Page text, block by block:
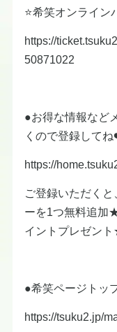
⭐️希笑オンライン
https://
50871022
●お得な情報など
くので登録して
https://
ご登録いただく
ーを1つ無料追加
イントプレゼン
●希笑ページトッ
https://tsuku2.jp/